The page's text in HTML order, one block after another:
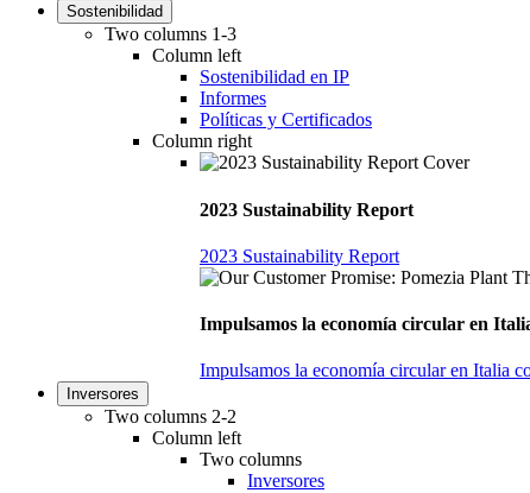
Sostenibilidad
Two columns 1-3
Column left
Sostenibilidad en IP
Informes
Políticas y Certificados
Column right
2023 Sustainability Report
2023 Sustainability Report
Impulsamos la economía circular en
Impulsamos la economía circular en Italia
Inversores
Two columns 2-2
Column left
Two columns
Inversores